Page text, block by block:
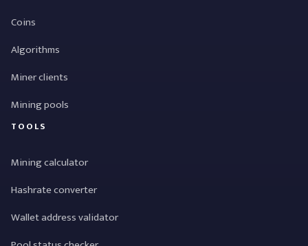
Coins
Algorithms
Miner clients
Mining pools
TOOLS
Mining calculator
Hashrate converter
Wallet address validator